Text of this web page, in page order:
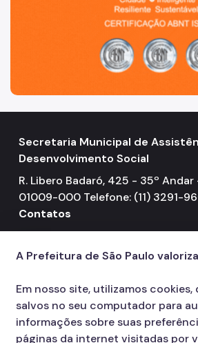
Secretaria Municipal de
Desenvolvimento Social
R. Libero Badaró, 425 - 35º
01009-000 Telefone: (11) 3291-
Contatos
156
A Prefeitura de São Paulo
Em nosso site, utilizamos cookies,
salvos no seu computador para
informações sobre suas
páginas da internet visitadas por